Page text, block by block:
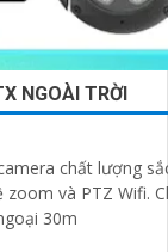
NGOÀI TRỜI
chất lượng
và PTZ Wifi.
30m